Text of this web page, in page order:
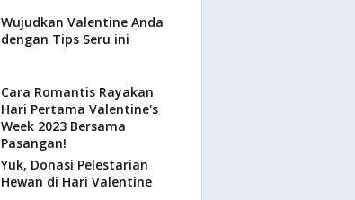
Wujudkan Valentine Anda
dengan Tips Seru ini
Cara Romantis Rayakan
Hari Pertama Valentine's
Week 2023 Bersama
Pasangan!
Yuk, Donasi Pelestarian
Hewan di Hari Valentine